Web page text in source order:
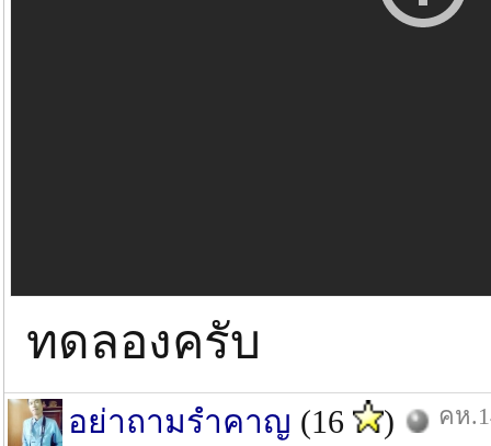
ทดลองครับ
อย่าถามรำคาญ (16 ) คห